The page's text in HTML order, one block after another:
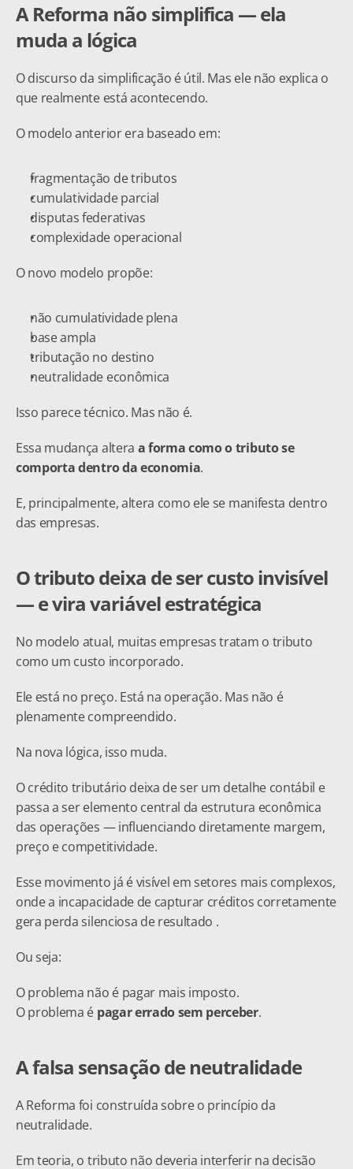
A Reforma não simplifica — ela
muda a lógica
O discurso da simplificação é útil. Mas ele não explica o
que realmente está acontecendo.
O modelo anterior era baseado em:
fragmentação de tributos
cumulatividade parcial
disputas federativas
complexidade operacional
O novo modelo propõe:
não cumulatividade plena
base ampla
tributação no destino
neutralidade econômica
Isso parece técnico. Mas não é.
Essa mudança altera a forma como o tributo se
comporta dentro da economia.
E, principalmente, altera como ele se manifesta dentro
das empresas.
O tributo deixa de ser custo invisível
— e vira variável estratégica
No modelo atual, muitas empresas tratam o tributo
como um custo incorporado.
Ele está no preço. Está na operação. Mas não é
plenamente compreendido.
Na nova lógica, isso muda.
O crédito tributário deixa de ser um detalhe contábil e
passa a ser elemento central da estrutura econômica
das operações — influenciando diretamente margem,
preço e competitividade.
Esse movimento já é visível em setores mais complexos,
onde a incapacidade de capturar créditos corretamente
gera perda silenciosa de resultado .
Ou seja:
O problema não é pagar mais imposto.
O problema é pagar errado sem perceber.
A falsa sensação de neutralidade
A Reforma foi construída sobre o princípio da
neutralidade.
Em teoria, o tributo não deveria interferir na decisão